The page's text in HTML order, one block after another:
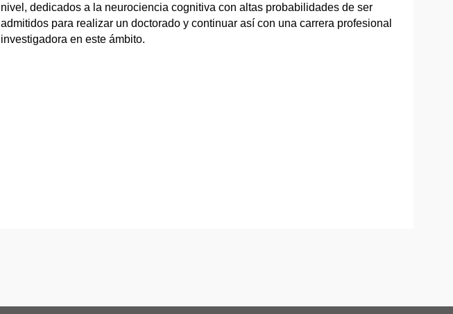
nivel, dedicados a la neurociencia cognitiva con altas probabilidades de ser
admitidos para realizar un doctorado y continuar así con una carrera profesional
investigadora en este ámbito.